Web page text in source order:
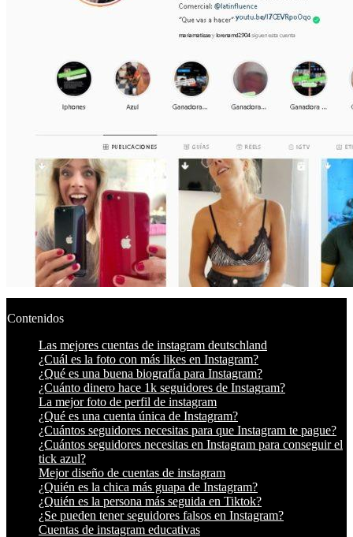
Contenidos
Las mejores cuentas de instagram deutschland
¿Cuál es la foto con más likes en Instagram?
¿Qué es una buena biografía para Instagram?
¿Cuánto dinero hace 1k seguidores de Instagram?
La mejor foto de perfil de instagram
¿Qué es una cuenta única de Instagram?
¿Cuántos seguidores necesitas para que Instagram te pague?
¿Cuántos seguidores necesitas en Instagram para conseguir el
tick azul?
Mejor diseño de cuentas de instagram
¿Quién es la chica más guapa de Instagram?
¿Quién es la persona más seguida en Tiktok?
¿Se pueden tener seguidores falsos en Instagram?
Cuentas de instagram educativas